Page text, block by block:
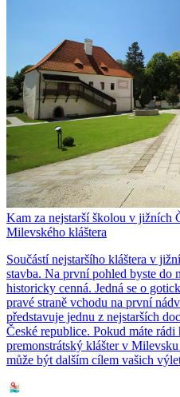
Kam za nejstarší školou v jižních
Milevského kláštera
Součástí nejstaršího kláštera v
stavba. Na první pohled byste do
historicky cenná. Jedná se o
pravé straně vchodu na první
představuje jednu z nejstarších
České republice. Pokud máte
premonstrátský klášter v
může být dalším cílem vašich